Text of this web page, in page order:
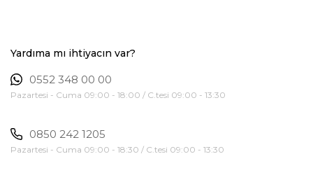
Yardıma mı ihtiyacın var?
0552 348 00 00
Pazartesi - Cuma 09:00 - 18:00 / C.tesi 09:00 - 13:30
0850 242 1205
Pazartesi - Cuma 09:00 - 18:30 / C.tesi 09:00 - 13:30